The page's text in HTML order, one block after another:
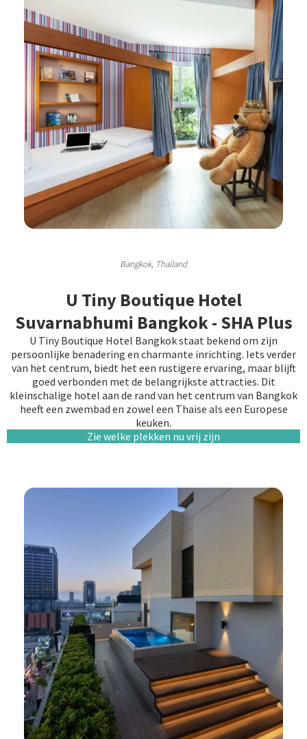
Bangkok, Thailand
U Tiny Boutique Hotel
Suvarnabhumi Bangkok - SHA Plus
U Tiny Boutique Hotel Bangkok staat bekend om zijn
persoonlijke benadering en charmante inrichting. Iets verder
van het centrum, biedt het een rustigere ervaring, maar blijft
goed verbonden met de belangrijkste attracties. Dit
kleinschalige hotel aan de rand van het centrum van Bangkok
heeft een zwembad en zowel een Thaise als een Europese
keuken.
Zie welke plekken nu vrij zijn